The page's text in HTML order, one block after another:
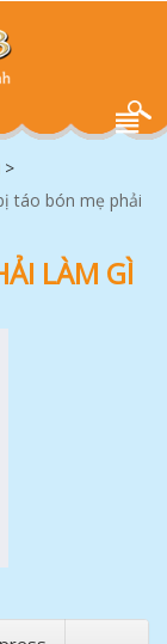
>
táo bón mẹ phải
LÀM GÌ